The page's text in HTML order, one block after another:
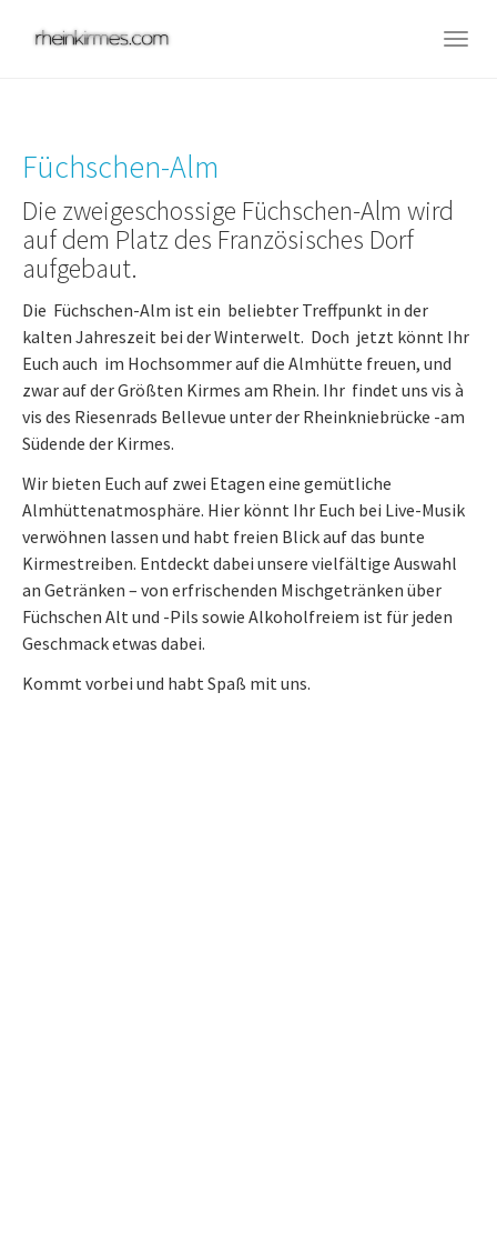
Füchschen-Alm
Die zweigeschossige Füchschen-Alm wird
auf dem Platz des Französisches Dorf
aufgebaut.
Die Füchschen-Alm ist ein beliebter Treffpunkt in der
kalten Jahreszeit bei der Winterwelt. Doch jetzt könnt Ihr
Euch auch im Hochsommer auf die Almhütte freuen, und
zwar auf der Größten Kirmes am Rhein. Ihr findet uns vis à
vis des Riesenrads Bellevue unter der Rheinkniebrücke -am
Südende der Kirmes.
Wir bieten Euch auf zwei Etagen eine gemütliche
Almhüttenatmosphäre. Hier könnt Ihr Euch bei Live-Musik
verwöhnen lassen und habt freien Blick auf das bunte
Kirmestreiben. Entdeckt dabei unsere vielfältige Auswahl
an Getränken – von erfrischenden Mischgetränken über
Füchschen Alt und -Pils sowie Alkoholfreiem ist für jeden
Geschmack etwas dabei.
Kommt vorbei und habt Spaß mit uns.